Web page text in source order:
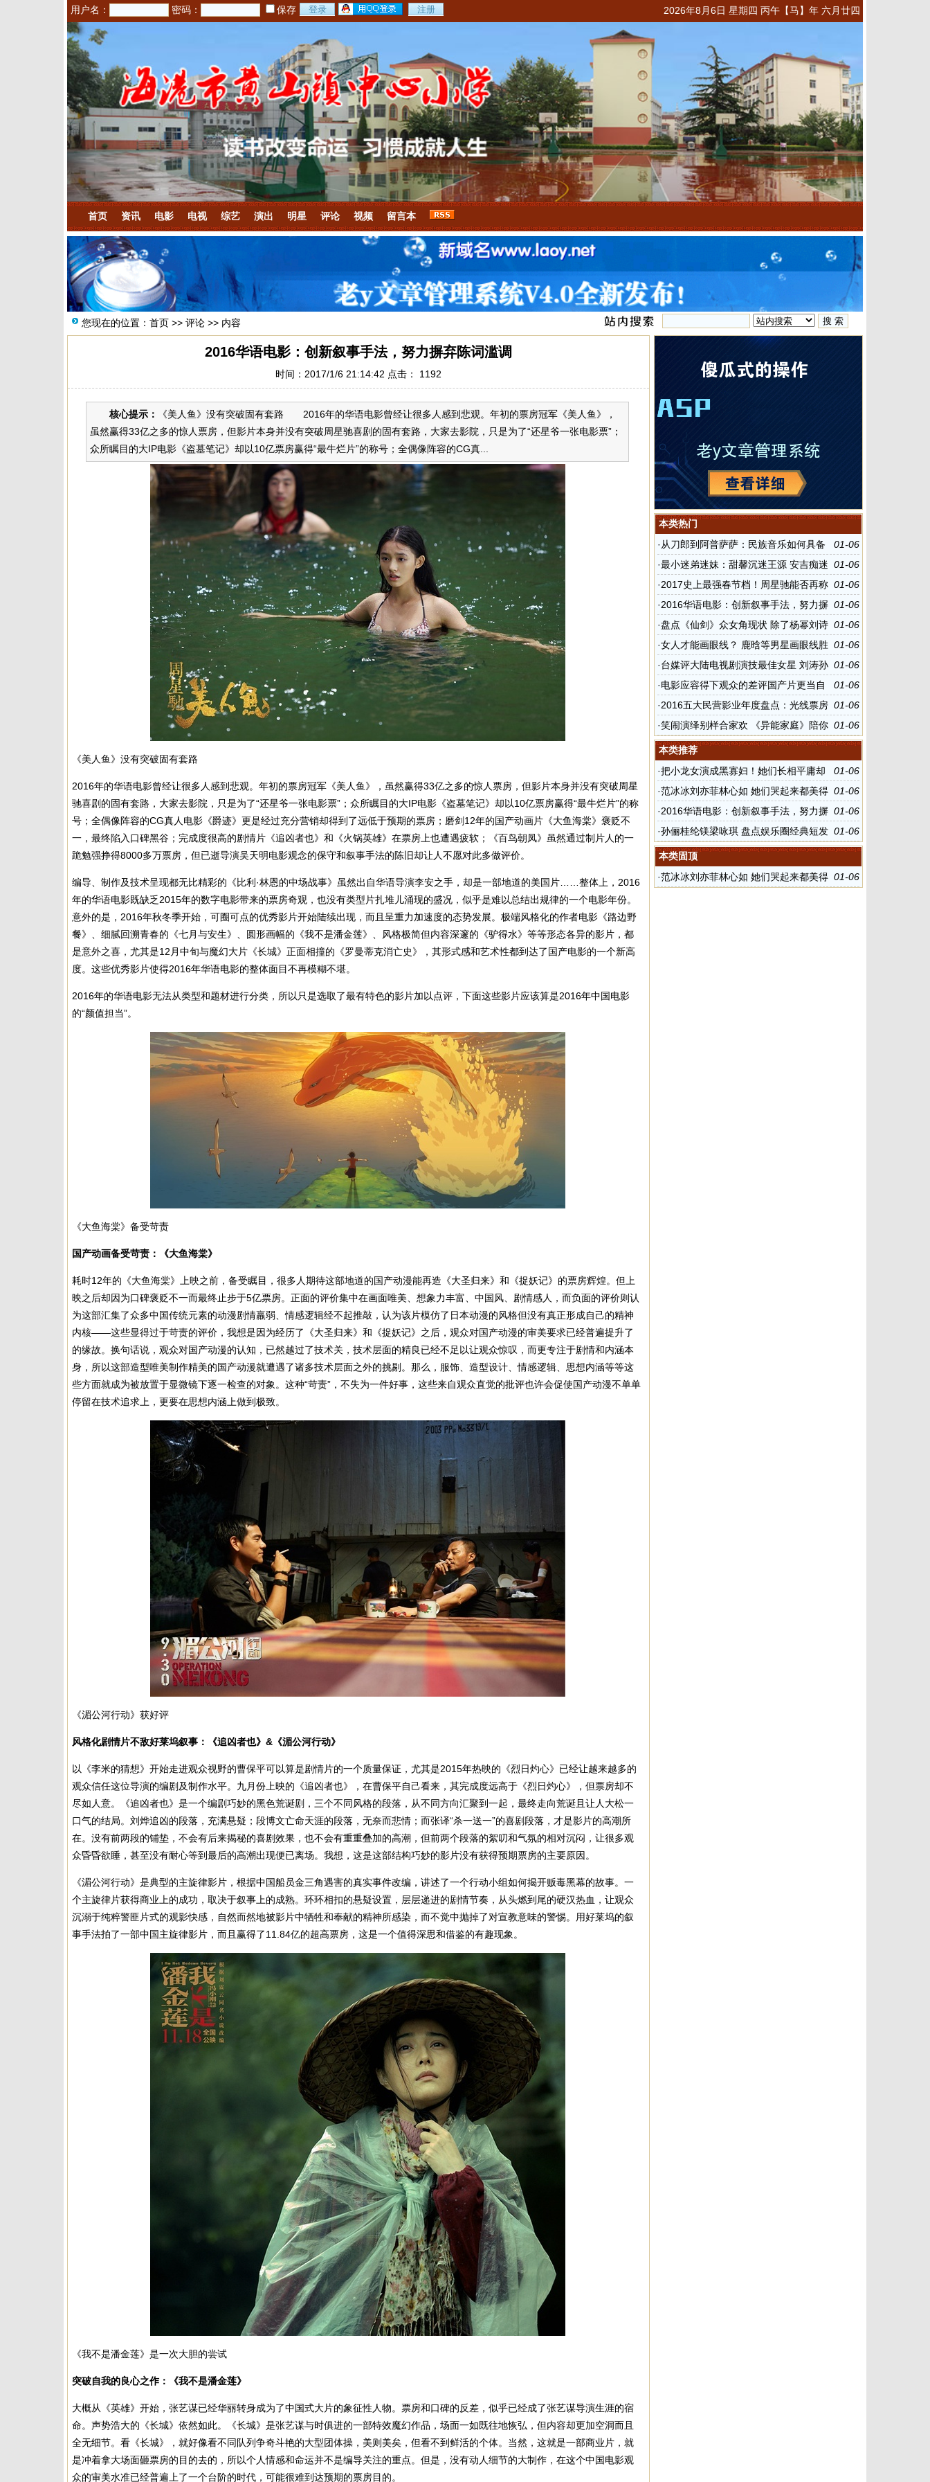
2026年8月6日 星期四 丙午【马】年 六月廿四
用户名： 密码： 保存
首页 资讯 电影 电视 综艺 演出 明星 评论 视频 留言本
您现在的位置： 首页 >> 评论 >> 内容
2016华语电影：创新叙事手法，努力摒弃陈词滥调
时间：2017/1/6 21:14:42 点击： 1192
核心提示：
《美人鱼》没有突破固有套路 2016年的华语电影曾经让很多人感到悲观。年初的票房冠军《美人鱼》，
虽然赢得33亿之多的惊人票房，但影片本身并没有突破周星驰喜剧的固有套路，大家去影院，只是为了“还星爷一张电影票”；
众所瞩目的大IP电影《盗墓笔记》却以10亿票房赢得“最牛烂片”的称号；全偶像阵容的CG真...
《美人鱼》没有突破固有套路
2016年的华语电影曾经让很多人感到悲观。年初的票房冠军《美人鱼》，虽然赢得33亿之多的惊人票房，但影片本身并没有突破周星
驰喜剧的固有套路，大家去影院，只是为了“还星爷一张电影票”；众所瞩目的大IP电影《盗墓笔记》却以10亿票房赢得“最牛烂片”的称
号；全偶像阵容的CG真人电影《爵迹》更是经过充分营销却得到了远低于预期的票房；磨剑12年的国产动画片《大鱼海棠》褒贬不
一，最终陷入口碑黑谷；完成度很高的剧情片《追凶者也》和《火锅英雄》在票房上也遭遇疲软；《百鸟朝凤》虽然通过制片人的一
跪勉强挣得8000多万票房，但已逝导演吴天明电影观念的保守和叙事手法的陈旧却让人不愿对此多做评价。
编导、制作及技术呈现都无比精彩的《比利·林恩的中场战事》虽然出自华语导演李安之手，却是一部地道的美国片……整体上，2016
年的华语电影既缺乏2015年的数字电影带来的票房奇观，也没有类型片扎堆儿涌现的盛况，似乎是难以总结出规律的一个电影年份。
意外的是，2016年秋冬季开始，可圈可点的优秀影片开始陆续出现，而且呈重力加速度的态势发展。极端风格化的作者电影《路边野
餐》、细腻回溯青春的《七月与安生》、圆形画幅的《我不是潘金莲》、风格极简但内容深邃的《驴得水》等等形态各异的影片，都
是意外之喜，尤其是12月中旬与魔幻大片《长城》正面相撞的《罗曼蒂克消亡史》，其形式感和艺术性都到达了国产电影的一个新高
度。这些优秀影片使得2016年华语电影的整体面目不再模糊不堪。
2016年的华语电影无法从类型和题材进行分类，所以只是选取了最有特色的影片加以点评，下面这些影片应该算是2016年中国电影
的“颜值担当”。
《大鱼海棠》备受苛责
国产动画备受苛责：《大鱼海棠》
耗时12年的《大鱼海棠》上映之前，备受瞩目，很多人期待这部地道的国产动漫能再造《大圣归来》和《捉妖记》的票房辉煌。但上
映之后却因为口碑褒贬不一而最终止步于5亿票房。正面的评价集中在画面唯美、想象力丰富、中国风、剧情感人，而负面的评价则认
为这部汇集了众多中国传统元素的动漫剧情羸弱、情感逻辑经不起推敲，认为该片模仿了日本动漫的风格但没有真正形成自己的精神
内核——这些显得过于苛责的评价，我想是因为经历了《大圣归来》和《捉妖记》之后，观众对国产动漫的审美要求已经普遍提升了
的缘故。换句话说，观众对国产动漫的认知，已然越过了技术关，技术层面的精良已经不足以让观众惊叹，而更专注于剧情和内涵本
身，所以这部造型唯美制作精美的国产动漫就遭遇了诸多技术层面之外的挑剔。那么，服饰、造型设计、情感逻辑、思想内涵等等这
些方面就成为被放置于显微镜下逐一检查的对象。这种“苛责”，不失为一件好事，这些来自观众直觉的批评也许会促使国产动漫不单单
停留在技术追求上，更要在思想内涵上做到极致。
《湄公河行动》获好评
风格化剧情片不敌好莱坞叙事：《追凶者也》&《湄公河行动》
以《李米的猜想》开始走进观众视野的曹保平可以算是剧情片的一个质量保证，尤其是2015年热映的《烈日灼心》已经让越来越多的
观众信任这位导演的编剧及制作水平。九月份上映的《追凶者也》，在曹保平自己看来，其完成度远高于《烈日灼心》，但票房却不
尽如人意。《追凶者也》是一个编剧巧妙的黑色荒诞剧，三个不同风格的段落，从不同方向汇聚到一起，最终走向荒诞且让人大松一
口气的结局。刘烨追凶的段落，充满悬疑；段博文亡命天涯的段落，无奈而悲情；而张译“杀一送一”的喜剧段落，才是影片的高潮所
在。没有前两段的铺垫，不会有后来揭秘的喜剧效果，也不会有重重叠加的高潮，但前两个段落的絮叨和气氛的相对沉闷，让很多观
众昏昏欲睡，甚至没有耐心等到最后的高潮出现便已离场。我想，这是这部结构巧妙的影片没有获得预期票房的主要原因。
《湄公河行动》是典型的主旋律影片，根据中国船员金三角遇害的真实事件改编，讲述了一个行动小组如何揭开贩毒黑幕的故事。一
个主旋律片获得商业上的成功，取决于叙事上的成熟。环环相扣的悬疑设置，层层递进的剧情节奏，从头燃到尾的硬汉热血，让观众
沉溺于纯粹警匪片式的观影快感，自然而然地被影片中牺牲和奉献的精神所感染，而不觉中抛掉了对宣教意味的警惕。用好莱坞的叙
事手法拍了一部中国主旋律影片，而且赢得了11.84亿的超高票房，这是一个值得深思和借鉴的有趣现象。
《我不是潘金莲》是一次大胆的尝试
突破自我的良心之作：《我不是潘金莲》
大概从《英雄》开始，张艺谋已经华丽转身成为了中国式大片的象征性人物。票房和口碑的反差，似乎已经成了张艺谋导演生涯的宿
命。声势浩大的《长城》依然如此。《长城》是张艺谋与时俱进的一部特效魔幻作品，场面一如既往地恢弘，但内容却更加空洞而且
全无细节。看《长城》，就好像看不同队列争奇斗艳的大型团体操，美则美矣，但看不到鲜活的个体。当然，这就是一部商业片，就
是冲着拿大场面砸票房的目的去的，所以个人情感和命运并不是编导关注的重点。但是，没有动人细节的大制作，在这个中国电影观
众的审美水准已经普遍上了一个台阶的时代，可能很难到达预期的票房目的。
本类热门
01-06
· 从刀郎到阿普萨萨：民族音乐如何具备
当下性？
01-06
·最小迷弟迷妹：甜馨沉迷王源 安吉痴迷
赵丽颖
01-06
·2017史上最强春节档！周星驰能否再称
王？
01-06
·2016华语电影：创新叙事手法，努力摒
弃陈词滥调
01-06
·盘点《仙剑》众女角现状 除了杨幂刘诗
诗唐嫣还有她们
01-06
·女人才能画眼线？ 鹿晗等男星画眼线胜
过女人
01-06
·台媒评大陆电视剧演技最佳女星 刘涛孙
俪海清秦海璐上榜
01-06
·电影应容得下观众的差评国产片更当自
强
01-06
·2016五大民营影业年度盘点：光线票房
夺冠 乐视增速最快
01-06
·笑闹演绎别样合家欢 《异能家庭》陪你
过新年
本类推荐
01-06
·把小龙女演成黑寡妇！她们长相平庸却
硬要演绝世美女
01-06
·范冰冰刘亦菲林心如 她们哭起来都美得
让人心疼
01-06
·2016华语电影：创新叙事手法，努力摒
弃陈词滥调
01-06
·孙俪桂纶镁梁咏琪 盘点娱乐圈经典短发
女神
本类固顶
01-06
·范冰冰刘亦菲林心如 她们哭起来都美得